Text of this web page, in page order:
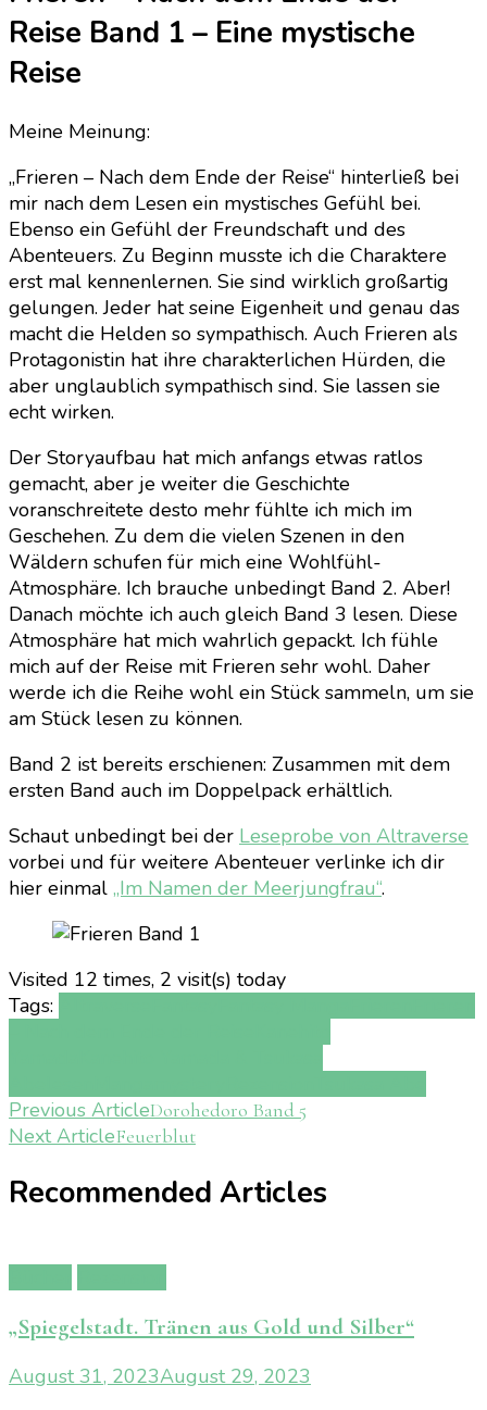
Reise Band 1 – Eine mystische
Reise
Meine Meinung:
„Frieren – Nach dem Ende der Reise“ hinterließ bei
mir nach dem Lesen ein mystisches Gefühl bei.
Ebenso ein Gefühl der Freundschaft und des
Abenteuers. Zu Beginn musste ich die Charaktere
erst mal kennenlernen. Sie sind wirklich großartig
gelungen. Jeder hat seine Eigenheit und genau das
macht die Helden so sympathisch. Auch Frieren als
Protagonistin hat ihre charakterlichen Hürden, die
aber unglaublich sympathisch sind. Sie lassen sie
echt wirken.
Der Storyaufbau hat mich anfangs etwas ratlos
gemacht, aber je weiter die Geschichte
voranschreitete desto mehr fühlte ich mich im
Geschehen. Zu dem die vielen Szenen in den
Wäldern schufen für mich eine Wohlfühl-
Atmosphäre. Ich brauche unbedingt Band 2. Aber!
Danach möchte ich auch gleich Band 3 lesen. Diese
Atmosphäre hat mich wahrlich gepackt. Ich fühle
mich auf der Reise mit Frieren sehr wohl. Daher
werde ich die Reihe wohl ein Stück sammeln, um sie
am Stück lesen zu können.
Band 2 ist bereits erschienen: Zusammen mit dem
ersten Band auch im Doppelpack erhältlich.
Schaut unbedingt bei der Leseprobe von Altraverse
vorbei und für weitere Abenteuer verlinke ich dir
hier einmal „Im Namen der Meerjungfrau“.
Visited 12 times, 2 visit(s) today
Tags:
Post
Navigation
Previous ArticleDorohedoro Band 5
Next ArticleFeuerblut
Recommended Articles
„Spiegelstadt. Tränen aus Gold und Silber“
August 31, 2023August 29, 2023